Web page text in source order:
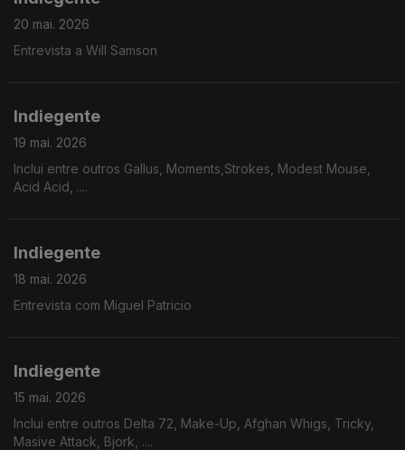
20 mai. 2026
Entrevista a Will Samson
Indiegente
19 mai. 2026
Inclui entre outros Gallus, Moments,Strokes, Modest Mouse,
Acid Acid, ....
Indiegente
18 mai. 2026
Entrevista com Miguel Patricio
Indiegente
15 mai. 2026
Inclui entre outros Delta 72, Make-Up, Afghan Whigs, Tricky,
Masive Attack, Bjork, ....